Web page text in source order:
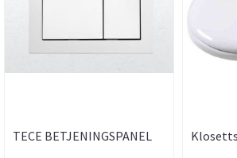
TECE BETJENINGSPANEL